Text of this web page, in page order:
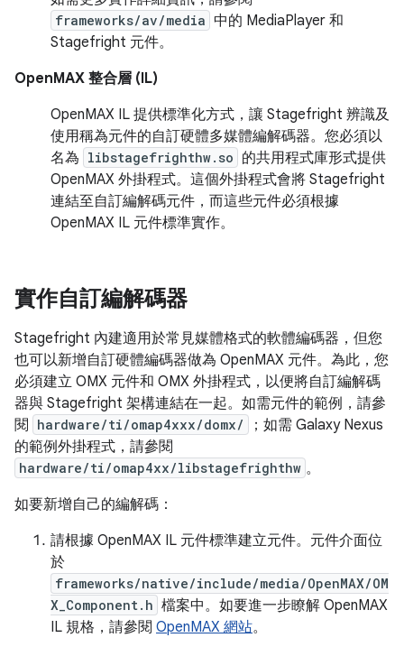
frameworks/av/media 中的 MediaPlayer 和
Stagefright 元件。
OpenMAX 整合層 (IL)
OpenMAX IL 提供標準化方式，讓 Stagefright 辨識及
使用稱為元件的自訂硬體多媒體編解碼器。您必須以
名為 libstagefrighthw.so 的共用程式庫形式提供
OpenMAX 外掛程式。這個外掛程式會將 Stagefright
連結至自訂編解碼元件，而這些元件必須根據
OpenMAX IL 元件標準實作。
實作自訂編解碼器
Stagefright 內建適用於常見媒體格式的軟體編碼器，但您
也可以新增自訂硬體編碼器做為 OpenMAX 元件。為此，您
必須建立 OMX 元件和 OMX 外掛程式，以便將自訂編解碼
器與 Stagefright 架構連結在一起。如需元件的範例，請參
閱 hardware/ti/omap4xxx/domx/
；如需 Galaxy Nexus
的範例外掛程式，請參閱
hardware/ti/omap4xx/libstagefrighthw 。
如要新增自己的編解碼：
請根據 OpenMAX IL 元件標準建立元件。元件介面位
於
frameworks/native/include/media/OpenMAX/OM
X_Component.h 檔案中。如要進一步瞭解 OpenMAX
IL 規格，請參閱 OpenMAX 網站。